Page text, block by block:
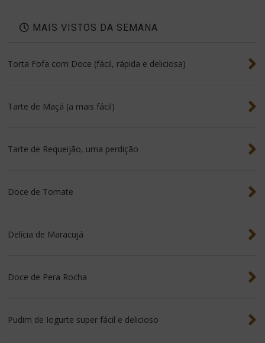
MAIS VISTOS DA SEMANA
Torta Fofa com Doce (fácil, rápida e deliciosa)
Tarte de Maçã (a mais fácil)
Tarte de Requeijão, uma perdição
Doce de Tomate
Delícia de Maracujá
Doce de Pera Rocha
Pudim de Iogurte super fácil e delicioso